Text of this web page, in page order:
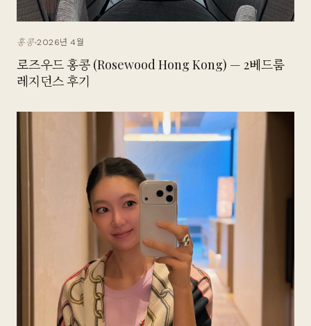
홍콩 2026년 4월
로즈우드 홍콩 (Rosewood Hong Kong) — 2베드룸
레지던스 후기